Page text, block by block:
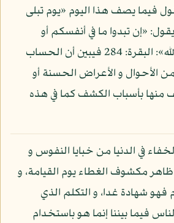
فيما يصف هذا اليوم «يوم تبلى
الطارق - 9 و يقول: «إن تبدوا ما في أنفسكم أو
تخفوه يحاسبكم به الله»: البقرة: 284 فيبين أن الحساب
الأحوال و الأعراض الحسنة أو
منها بأسباب الكشف كما في هذه
في الدنيا من خبايا النفوس و
مكشوف الغطاء يوم القيامة، و
شهادة غدا، و التكلم الذي
فيما بيننا إنما هو باستخدام